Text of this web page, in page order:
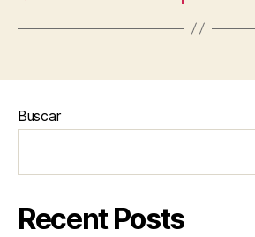
Buscar
Recent Posts